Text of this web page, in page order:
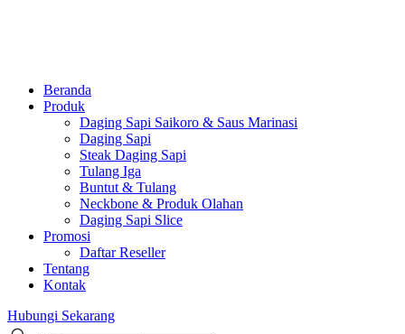
Beranda
Produk
Daging Sapi Saikoro & Saus Marinasi
Daging Sapi
Steak Daging Sapi
Tulang Iga
Buntut & Tulang
Neckbone & Produk Olahan
Daging Sapi Slice
Promosi
Daftar Reseller
Tentang
Kontak
Hubungi Sekarang